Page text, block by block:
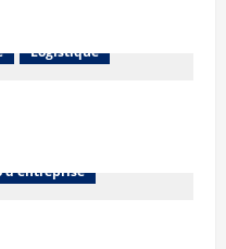
Logistique
d'entreprise